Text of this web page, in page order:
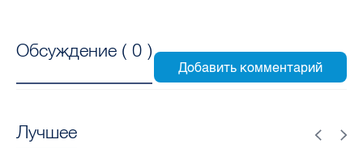
Обсуждение ( 0 )
Лучшее